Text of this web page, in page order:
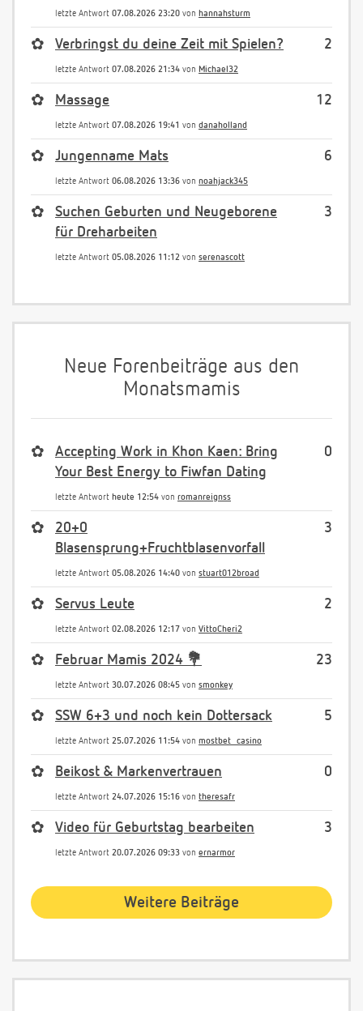
letzte Antwort 07.08.2026 23:20 von hannahsturm
2
✿ Verbringst du deine Zeit mit Spielen?
letzte Antwort 07.08.2026 21:34 von Michael32
12
✿ Massage
letzte Antwort 07.08.2026 19:41 von danaholland
6
✿ Jungenname Mats
letzte Antwort 06.08.2026 13:36 von noahjack345
3
✿
Suchen Geburten und Neugeborene
für Dreharbeiten
letzte Antwort 05.08.2026 11:12 von serenascott
Neue Forenbeiträge aus den
Monatsmamis
0
✿
Accepting Work in Khon Kaen: Bring
Your Best Energy to Fiwfan Dating
letzte Antwort heute 12:54 von romanreignss
3
✿
20+0
Blasensprung+Fruchtblasenvorfall
letzte Antwort 05.08.2026 14:40 von stuart012broad
2
✿ Servus Leute
letzte Antwort 02.08.2026 12:17 von VittoCheri2
23
✿ Februar Mamis 2024 💐
letzte Antwort 30.07.2026 08:45 von smonkey
5
✿ SSW 6+3 und noch kein Dottersack
letzte Antwort 25.07.2026 11:54 von mostbet_casino
0
✿ Beikost & Markenvertrauen
letzte Antwort 24.07.2026 15:16 von theresafr
3
✿ Video für Geburtstag bearbeiten
letzte Antwort 20.07.2026 09:33 von ernarmor
Weitere Beiträge